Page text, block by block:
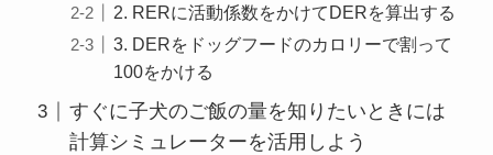
2. RERに活動係数をかけてDERを算出する
3. DERをドッグフードのカロリーで割って
100をかける
すぐに子犬のご飯の量を知りたいときには
計算シミュレーターを活用しよう